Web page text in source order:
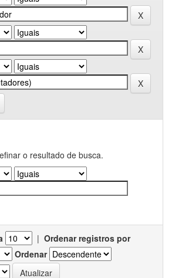
o resultado de busca.
| Ordenar registros por
Ordenar